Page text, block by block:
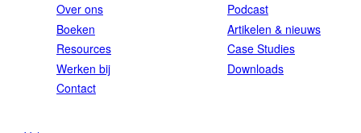
Over ons
Boeken
Resources
Werken bij
Contact
Podcast
Artikelen & nieuws
Case Studies
Downloads